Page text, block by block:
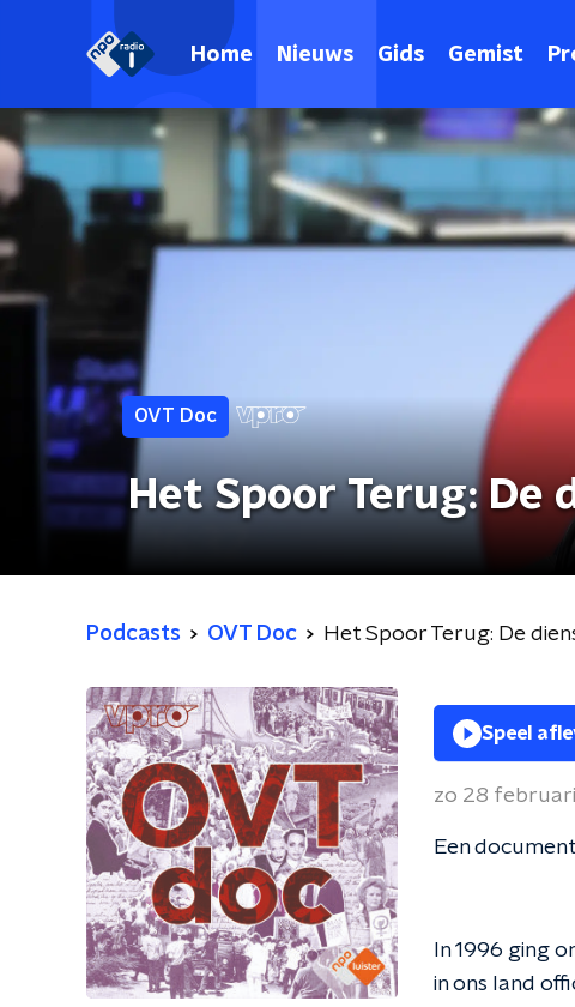
Home Nieuws Gids Gemist
OVT Doc
Het Spoor Terug: De
Podcasts OVT Doc Het Spoor Terug: De
Speel
zo 28
Een
In 1996 ging
in ons land